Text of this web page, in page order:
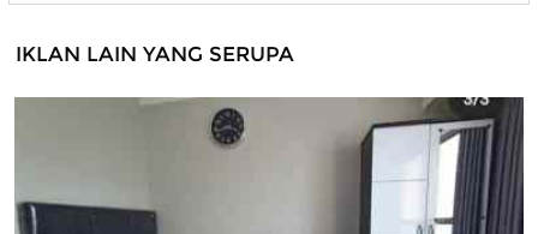
IKLAN LAIN YANG SERUPA